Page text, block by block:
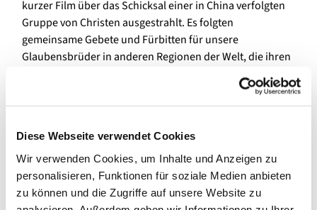
Diese Webseite verwendet Cookies
Wir verwenden Cookies, um Inhalte und Anzeigen zu
personalisieren, Funktionen für soziale Medien anbieten
zu können und die Zugriffe auf unsere Website zu
kurzer Film über das Schicksal einer in China verfolgten
Gruppe von Christen ausgestrahlt. Es folgten
gemeinsame Gebete und Fürbitten für unsere
Glaubensbrüder in anderen Regionen der Welt, die ihren
Der Kirchenturm wurde die ganze Woche, vom Montag,
in der Zeit von 18:00 bis 22:00 Uhr rot angestrahlt. Was
inzwischen eine traditionelle Veranstaltung in unsere
Gemeinde geworden ist, erhielt die RED WEDNESDAY –
Woche in diesem Jahr eine besondere Note. Es war ein
glücklicher Zufall, dass bei der Aufstellung der Strahler